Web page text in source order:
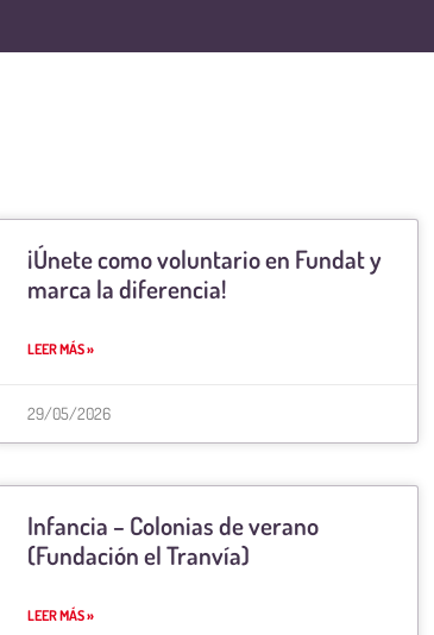
¡Únete como voluntario en Fundat y
marca la diferencia!
LEER MÁS »
29/05/2026
Infancia – Colonias de verano
(Fundación el Tranvía)
LEER MÁS »